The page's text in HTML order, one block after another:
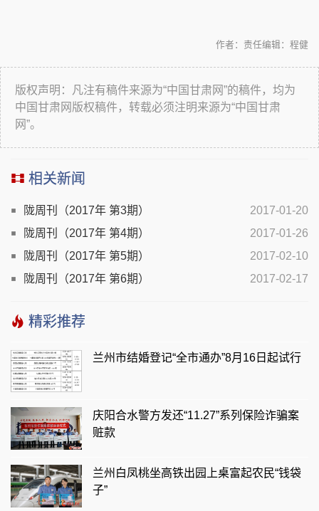
责任编辑：程健
作者：
版权声明：凡注有稿件来源为“中国甘肃网”的稿件，均为
中国甘肃网版权稿件，转载必须注明来源为“中国甘肃
网”。
相关新闻
2017-01-20
陇周刊（2017年 第3期）
2017-01-26
陇周刊（2017年 第4期）
2017-02-10
陇周刊（2017年 第5期）
2017-02-17
陇周刊（2017年 第6期）
精彩推荐
兰州市结婚登记“全市通办”8月16日起试行
庆阳合水警方发还“11.27”系列保险诈骗案
赃款
兰州白凤桃坐高铁出园上桌富起农民“钱袋
子”